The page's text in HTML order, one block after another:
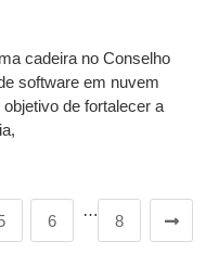
cadeira no Conselho
software em nuvem
de fortalecer a
6
…
8